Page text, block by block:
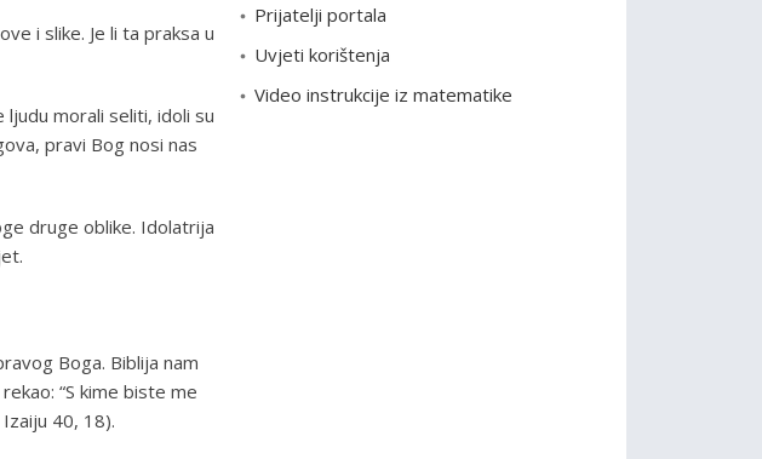
i slike. Je li ta praksa u
morali seliti, idoli su
pravi Bog nosi nas
druge oblike. Idolatrija
Boga. Biblija nam
“S kime biste me
40, 18).
j Prijatelji portala
Uvjeti korištenja
Video instrukcije iz matematike